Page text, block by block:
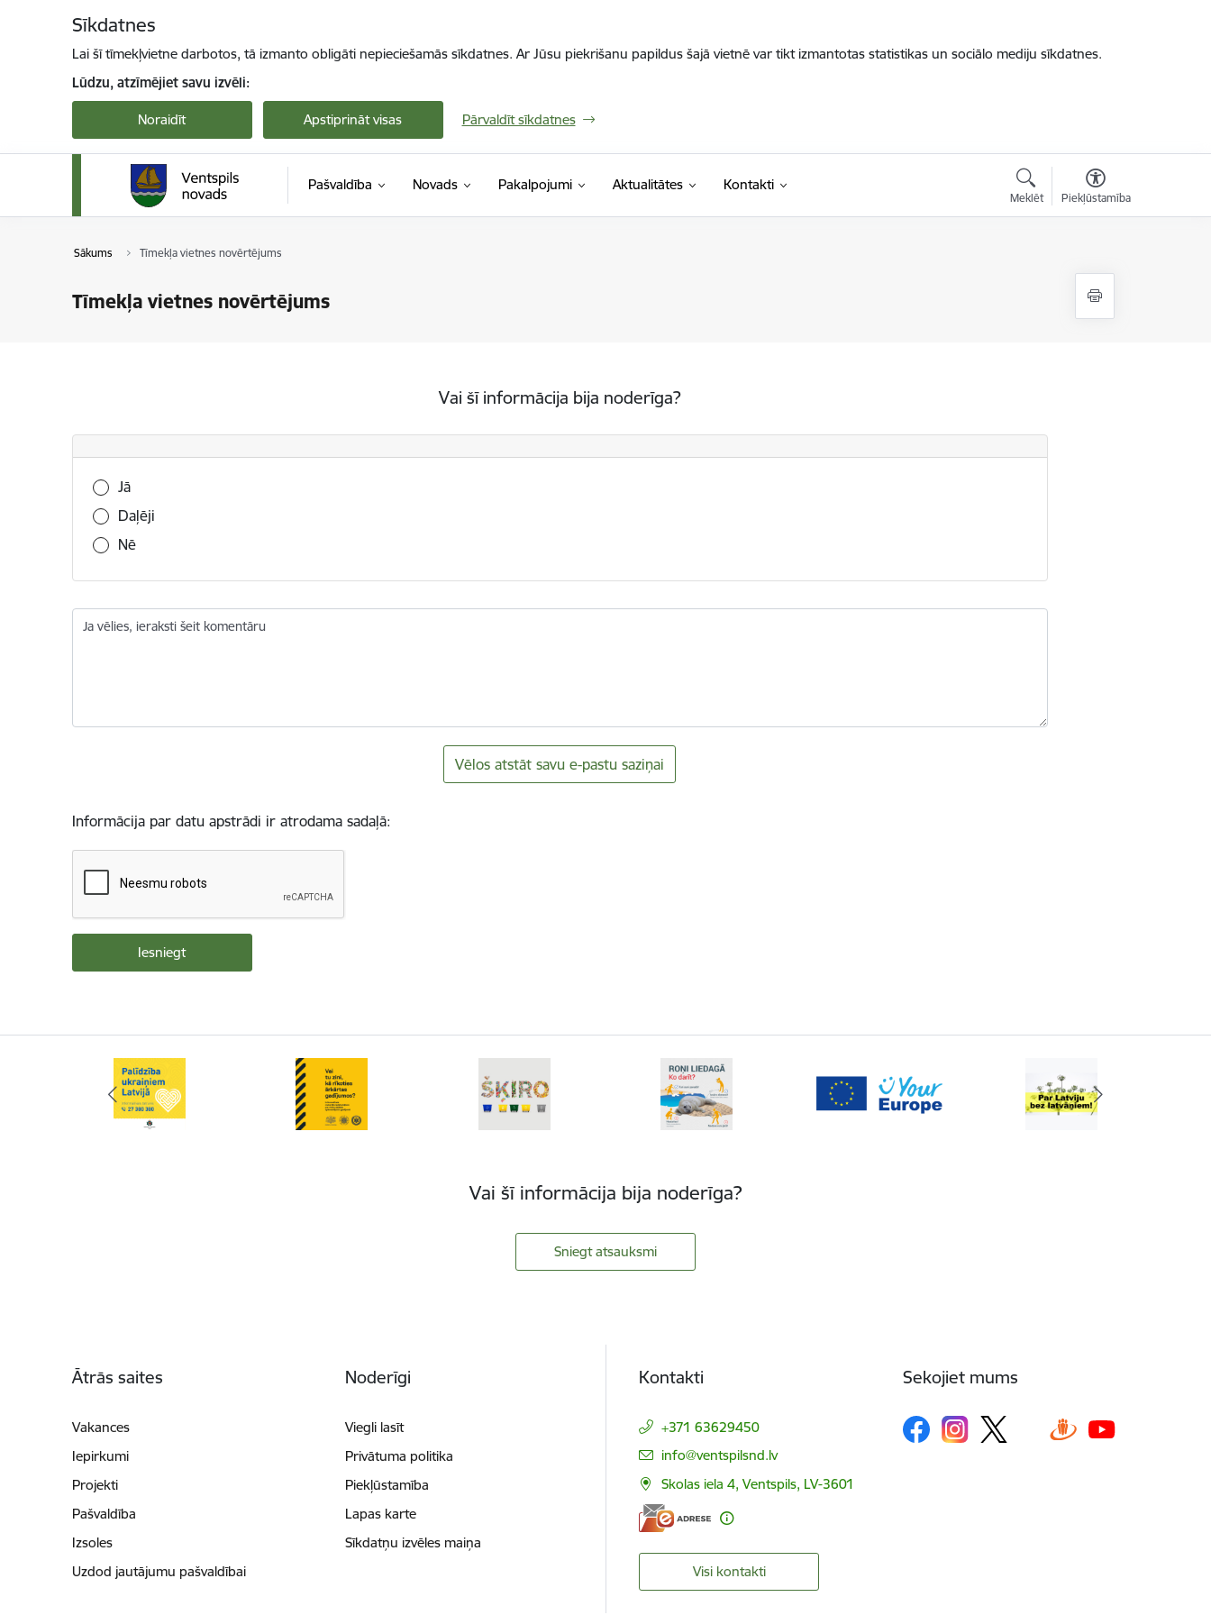
Sīkdatnes
Lai šī tīmekļvietne darbotos, tā izmanto obligāti nepieciešamās sīkdatnes. Ar Jūsu piekrišanu papildus šajā vietnē var tikt izmantotas statistikas un sociālo mediju sīkdatnes.
Lūdzu, atzīmējiet savu izvēli:
Noraidīt Apstiprināt visas Pārvaldīt sīkdatnes
Pašvaldība Novads Pakalpojumi Aktualitātes Kontakti
Meklēt Piekļūstamība
Sākums Tīmekļa vietnes novērtējums
Tīmekļa vietnes novērtējums
Vai šī informācija bija noderīga?
Vai šī informācija bija noderīga?
Jā
Daļēji
Nē
Ja vēlies, ieraksti šeit komentāru
Vēlos atstāt savu e-pastu saziņai
Informācija par datu apstrādi ir atrodama sadaļā:
Vai šī informācija bija noderīga?
Sniegt atsauksmi
Ātrās saites
Vakances
Iepirkumi
Projekti
Pašvaldība
Izsoles
Uzdod jautājumu pašvaldībai
Noderīgi
Viegli lasīt
Privātuma politika
Piekļūstamība
Lapas karte
Sīkdatņu izvēles maiņa
Kontakti
+371 63629450
E-pasts:
info@ventspilsnd.lv
Skolas iela 4, Ventspils, LV-3601
Visi kontakti
Sekojiet mums